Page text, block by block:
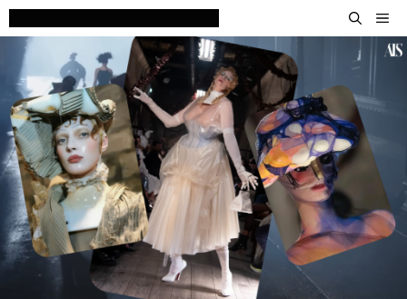
Skip
to
content